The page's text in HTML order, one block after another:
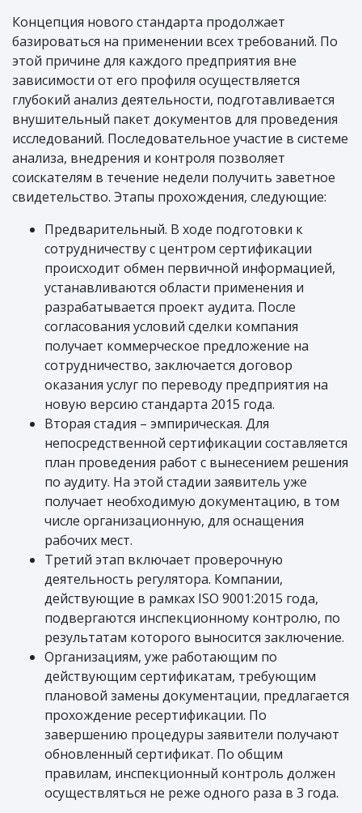
Концепция нового стандарта продолжает
базироваться на применении всех требований. По
этой причине для каждого предприятия вне
зависимости от его профиля осуществляется
глубокий анализ деятельности, подготавливается
внушительный пакет документов для проведения
исследований. Последовательное участие в системе
анализа, внедрения и контроля позволяет
соискателям в течение недели получить заветное
свидетельство. Этапы прохождения, следующие:
Предварительный. В ходе подготовки к
сотрудничеству с центром сертификации
происходит обмен первичной информацией,
устанавливаются области применения и
разрабатывается проект аудита. После
согласования условий сделки компания
получает коммерческое предложение на
сотрудничество, заключается договор
оказания услуг по переводу предприятия на
новую версию стандарта 2015 года.
Вторая стадия – эмпирическая. Для
непосредственной сертификации составляется
план проведения работ с вынесением решения
по аудиту. На этой стадии заявитель уже
получает необходимую документацию, в том
числе организационную, для оснащения
рабочих мест.
Третий этап включает проверочную
деятельность регулятора. Компании,
действующие в рамках ISO 9001:2015 года,
подвергаются инспекционному контролю, по
результатам которого выносится заключение.
Организациям, уже работающим по
действующим сертификатам, требующим
плановой замены документации, предлагается
прохождение ресертификации. По
завершению процедуры заявители получают
обновленный сертификат. По общим
правилам, инспекционный контроль должен
осуществляться не реже одного раза в 3 года.